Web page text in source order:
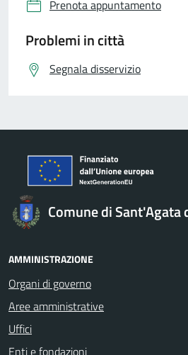
Prenota appuntamento
Problemi in città
Segnala disservizio
Comune di Sant'Agata
AMMINISTRAZIONE
Organi di governo
Aree amministrative
Uffici
Enti e fondazioni